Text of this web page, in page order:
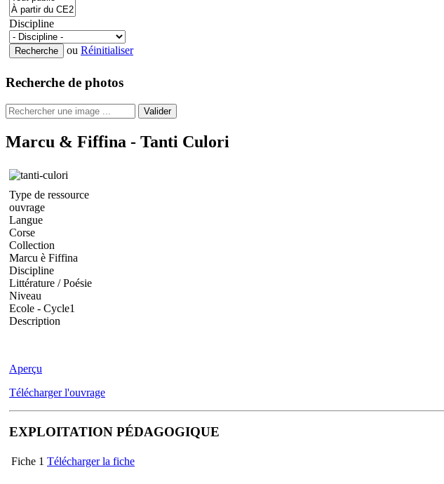
Discipline
ou Réinitialiser
Recherche de photos
Valider
Marcu & Fiffina - Tanti Culori
Type de ressource
ouvrage
Langue
Corse
Collection
Marcu è Fiffina
Discipline
Littérature / Poésie
Niveau
Ecole - Cycle1
Description
Aperçu
Télécharger l'ouvrage
EXPLOITATION PÉDAGOGIQUE
Fiche 1 Télécharger la fiche